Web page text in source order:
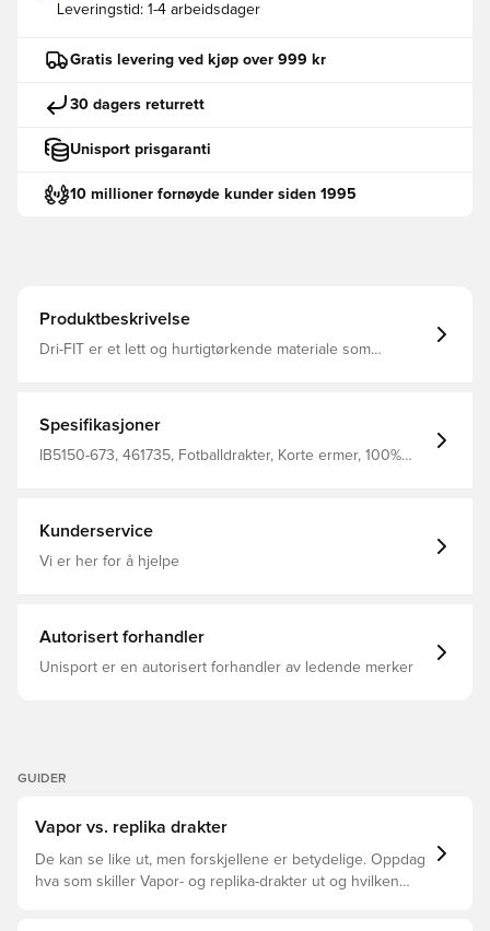
Leveringstid: 1-4 arbeidsdager
Gratis levering ved kjøp over 999 kr
30 dagers returrett
Unisport prisgaranti
10 millioner fornøyde kunder siden 1995
Produktbeskrivelse
Dri-FIT er et lett og hurtigtørkende materiale som
100 % polyester.
Spesifikasjoner
IB5150-673, 461735, Fotballdrakter, Korte ermer, 100%
Kunderservice
Vi er her for å hjelpe
Autorisert forhandler
Unisport er en autorisert forhandler av ledende merker
GUIDER
Vapor vs. replika drakter
De kan se like ut, men forskjellene er betydelige. Oppdag
hva som skiller Vapor- og replika-drakter ut og hvilken